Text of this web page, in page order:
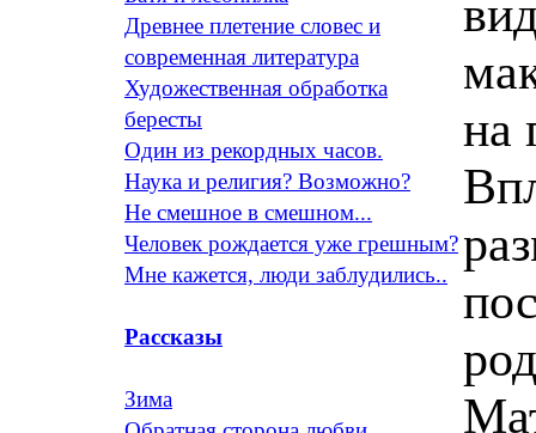
Древнее плетение словес и
современная литература
Художественная обработка
бересты
Один из рекордных часов.
Наука и религия? Возможно?
Не смешное в смешном...
Человек рождается уже грешным?
Мне кажется, люди заблудились..
Рассказы
Зима
на